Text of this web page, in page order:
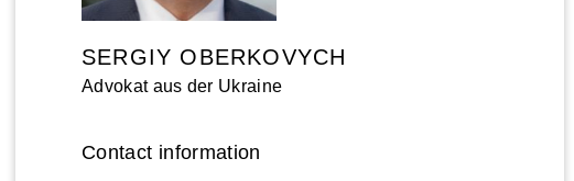
SERGIY OBERKOVYCH
Advokat aus der Ukraine
Contact information